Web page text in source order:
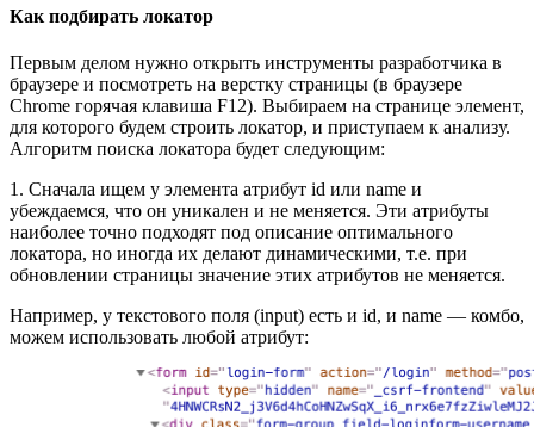
Как подбирать локатор
Первым делом нужно открыть инструменты разработчика в
браузере и посмотреть на верстку страницы (в браузере
Chrome горячая клавиша F12). Выбираем на странице элемент,
для которого будем строить локатор, и приступаем к анализу.
Алгоритм поиска локатора будет следующим:
1. Сначала ищем у элемента атрибут id или name и
убеждаемся, что он уникален и не меняется. Эти атрибуты
наиболее точно подходят под описание оптимального
локатора, но иногда их делают динамическими, т.е. при
обновлении страницы значение этих атрибутов не меняется.
Например, у текстового поля (input) есть и id, и name — комбо,
можем использовать любой атрибут: